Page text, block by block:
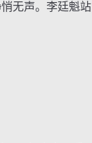
无声。李廷魁站